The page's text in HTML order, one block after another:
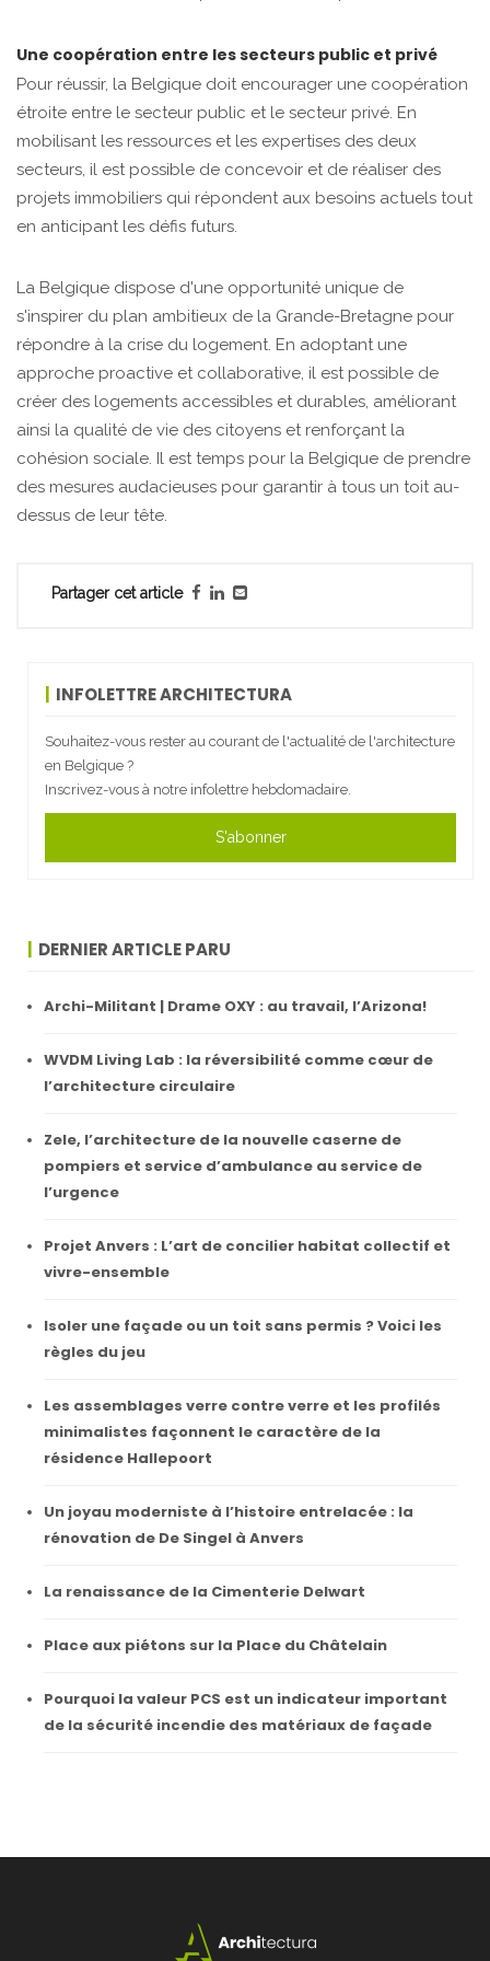
Une coopération entre les secteurs public et privé
Pour réussir, la Belgique doit encourager une coopération
étroite entre le secteur public et le secteur privé. En
mobilisant les ressources et les expertises des deux
secteurs, il est possible de concevoir et de réaliser des
projets immobiliers qui répondent aux besoins actuels tout
en anticipant les défis futurs.
La Belgique dispose d'une opportunité unique de
s'inspirer du plan ambitieux de la Grande-Bretagne pour
répondre à la crise du logement. En adoptant une
approche proactive et collaborative, il est possible de
créer des logements accessibles et durables, améliorant
ainsi la qualité de vie des citoyens et renforçant la
cohésion sociale. Il est temps pour la Belgique de prendre
des mesures audacieuses pour garantir à tous un toit au-
dessus de leur tête.
Partager cet article
INFOLETTRE ARCHITECTURA
Souhaitez-vous rester au courant de l'actualité de l'architecture
en Belgique ?
Inscrivez-vous à notre infolettre hebdomadaire.
S'abonner
DERNIER ARTICLE PARU
Archi-Militant | Drame OXY : au travail, l’Arizona!
WVDM Living Lab : la réversibilité comme cœur de
l’architecture circulaire
Zele, l’architecture de la nouvelle caserne de
pompiers et service d’ambulance au service de
l’urgence
Projet Anvers : L’art de concilier habitat collectif et
vivre-ensemble
Isoler une façade ou un toit sans permis ? Voici les
règles du jeu
Les assemblages verre contre verre et les profilés
minimalistes façonnent le caractère de la
résidence Hallepoort
Un joyau moderniste à l’histoire entrelacée : la
rénovation de De Singel à Anvers
La renaissance de la Cimenterie Delwart
Place aux piétons sur la Place du Châtelain
Pourquoi la valeur PCS est un indicateur important
de la sécurité incendie des matériaux de façade